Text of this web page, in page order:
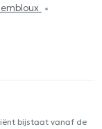
bijstaat vanaf de